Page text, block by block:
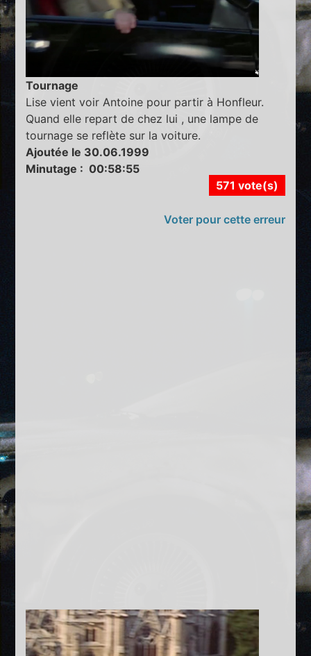
Tournage
Lise vient voir Antoine pour partir à Honfleur.
Quand elle repart de chez lui , une lampe de
tournage se reflète sur la voiture.
Ajoutée le 30.06.1999
Minutage : 00:58:55
571 vote(s)
Voter pour cette erreur